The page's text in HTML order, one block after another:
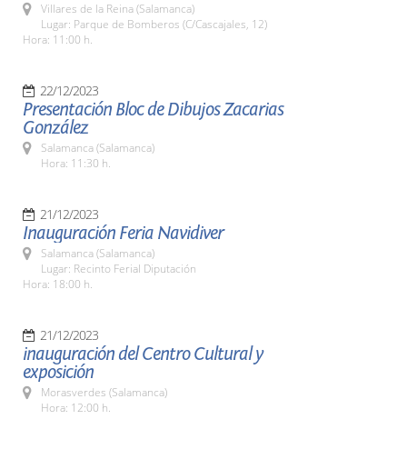
Villares de la Reina (Salamanca)
Lugar: Parque de Bomberos (C/Cascajales, 12)
Hora: 11:00 h.
22/12/2023
Presentación Bloc de Dibujos Zacarias
González
Salamanca (Salamanca)
Hora: 11:30 h.
21/12/2023
Inauguración Feria Navidiver
Salamanca (Salamanca)
Lugar: Recinto Ferial Diputación
Hora: 18:00 h.
21/12/2023
inauguración del Centro Cultural y
exposición
Morasverdes (Salamanca)
Hora: 12:00 h.